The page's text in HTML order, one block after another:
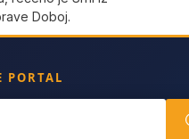
Doboj.
PORTAL